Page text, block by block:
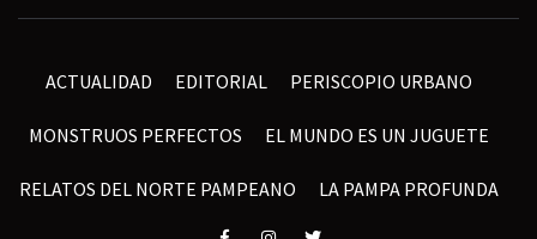
ACTUALIDAD EDITORIAL PERISCOPIO URBANO
MONSTRUOS PERFECTOS EL MUNDO ES UN JUGUETE
RELATOS DEL NORTE PAMPEANO LA PAMPA PROFUNDA